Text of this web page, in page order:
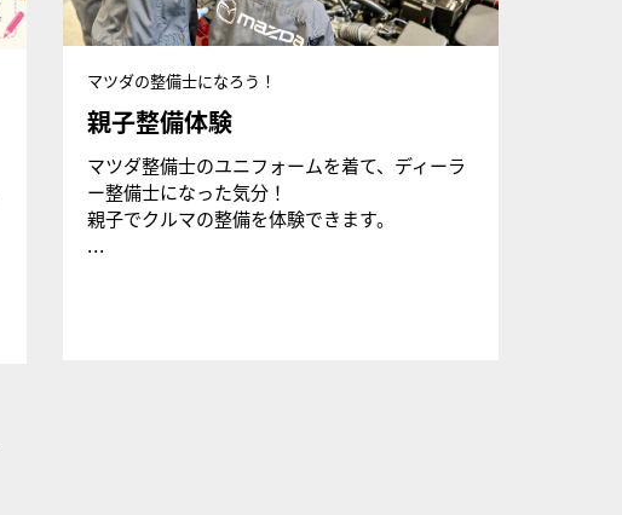
マツダの整備士になろう！
親子整備体験
マツダ整備士のユニフォームを着て、ディーラ
ー整備士になった気分！
親子でクルマの整備を体験できます。
...